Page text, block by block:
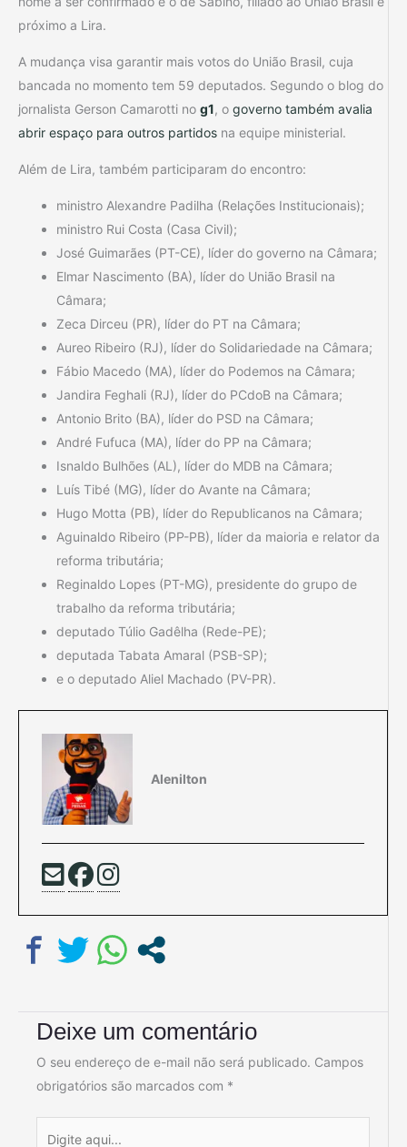
próximo a Lira.
A mudança visa garantir mais votos do União Brasil, cuja
bancada no momento tem 59 deputados. Segundo o blog do
jornalista Gerson Camarotti no g1, o governo também avalia
abrir espaço para outros partidos na equipe ministerial.
Além de Lira, também participaram do encontro:
ministro Alexandre Padilha (Relações Institucionais);
ministro Rui Costa (Casa Civil);
José Guimarães (PT-CE), líder do governo na Câmara;
Elmar Nascimento (BA), líder do União Brasil na
Câmara;
Zeca Dirceu (PR), líder do PT na Câmara;
Aureo Ribeiro (RJ), líder do Solidariedade na Câmara;
Fábio Macedo (MA), líder do Podemos na Câmara;
Jandira Feghali (RJ), líder do PCdoB na Câmara;
Antonio Brito (BA), líder do PSD na Câmara;
André Fufuca (MA), líder do PP na Câmara;
Isnaldo Bulhões (AL), líder do MDB na Câmara;
Luís Tibé (MG), líder do Avante na Câmara;
Hugo Motta (PB), líder do Republicanos na Câmara;
Aguinaldo Ribeiro (PP-PB), líder da maioria e relator da
reforma tributária;
Reginaldo Lopes (PT-MG), presidente do grupo de
trabalho da reforma tributária;
deputado Túlio Gadêlha (Rede-PE);
deputada Tabata Amaral (PSB-SP);
e o deputado Aliel Machado (PV-PR).
Alenilton
Deixe um comentário
O seu endereço de e-mail não será publicado. Campos
obrigatórios são marcados com *